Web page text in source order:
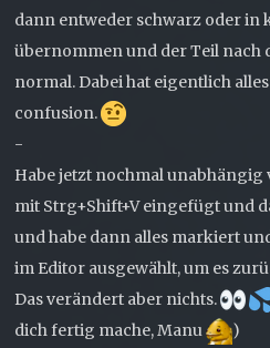
dann entweder schwarz oder
übernommen und der Teil nach
normal. Dabei hat eigentlich
confusion.
-
Habe jetzt nochmal unabhängig
mit Strg+Shift+V eingefügt und
und habe dann alles markiert
im Editor ausgewählt, um es
Das verändert aber nichts.
dich fertig mache, Manu
)